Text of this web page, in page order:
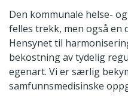
Den kommunale helse-
felles trekk, men også
Hensynet til
bekostning av tydelig
egenart. Vi er særlig
samfunnsmedisinske